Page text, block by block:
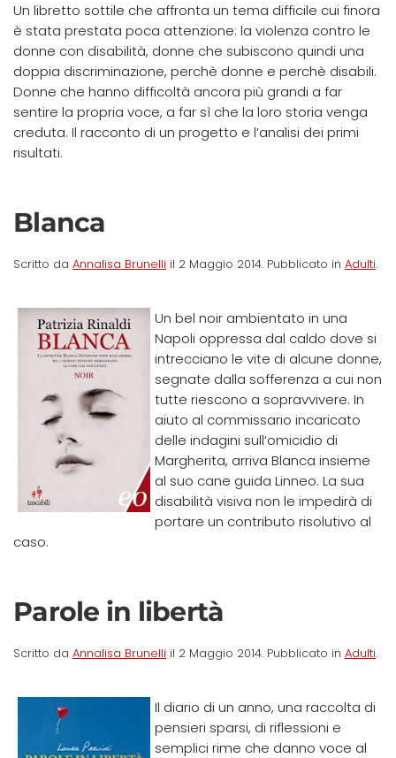
Un libretto sottile che affronta un tema difficile cui finora
è stata prestata poca attenzione: la violenza contro le
donne con disabilità, donne che subiscono quindi una
doppia discriminazione, perchè donne e perchè disabili.
Donne che hanno difficoltà ancora più grandi a far
sentire la propria voce, a far sì che la loro storia venga
creduta. Il racconto di un progetto e l’analisi dei primi
risultati.
Blanca
Scritto da Annalisa Brunelli il 2 Maggio 2014. Pubblicato in Adulti.
Un bel noir ambientato in una
Napoli oppressa dal caldo dove si
intrecciano le vite di alcune donne,
segnate dalla sofferenza a cui non
tutte riescono a sopravvivere. In
aiuto al commissario incaricato
delle indagini sull’omicidio di
Margherita, arriva Blanca insieme
al suo cane guida Linneo. La sua
disabilità visiva non le impedirà di
portare un contributo risolutivo al
caso.
Parole in libertà
Scritto da Annalisa Brunelli il 2 Maggio 2014. Pubblicato in Adulti.
Il diario di un anno, una raccolta di
pensieri sparsi, di riflessioni e
semplici rime che danno voce al